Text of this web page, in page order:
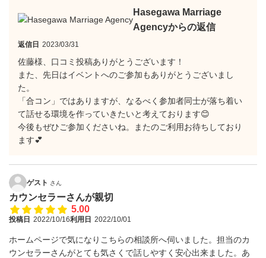
Hasegawa Marriage
Agencyからの返信
返信日 2023/03/31
佐藤様、口コミ投稿ありがとうございます！
また、先日はイベントへのご参加もありがとうございまし
た。
「合コン」ではありますが、なるべく参加者同士が落ち着い
て話せる環境を作っていきたいと考えております😊
今後もぜひご参加くださいね。またのご利用お待ちしており
ます💕
ゲスト さん
カウンセラーさんが親切
5.00
投稿日 2022/10/16利用日 2022/10/01
ホームページで気になりこちらの相談所へ伺いました。担当のカ
ウンセラーさんがとても気さくで話しやすく安心出来ました。あ